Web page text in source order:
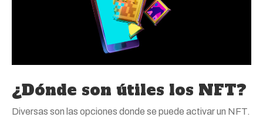
¿Dónde son útiles los NFT?
Diversas son las opciones donde se puede activar un NFT.